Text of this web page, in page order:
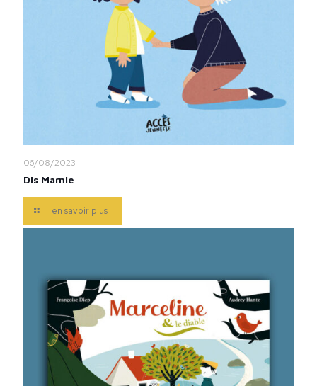
06/08/2023
Dis Mamie
en savoir plus